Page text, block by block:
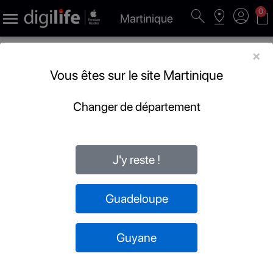
 Martinique search pin_drop account_circle shopping_bag
0
×
Vous êtes sur le site Martinique
Changer de département
J'y reste !
Guadeloupe
Guyane